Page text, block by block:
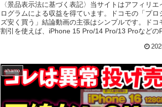
〈景品表示法に基づく表記〉当サイトはアフィリエ
ログラムによる収益を得ています。ドコモの「プロ
ズ安く買う」結論動画の主張はシンプルです。ドコ
割引を使えば、iPhone 15 Pro/14 Pro/13 Proなどの
ahamo